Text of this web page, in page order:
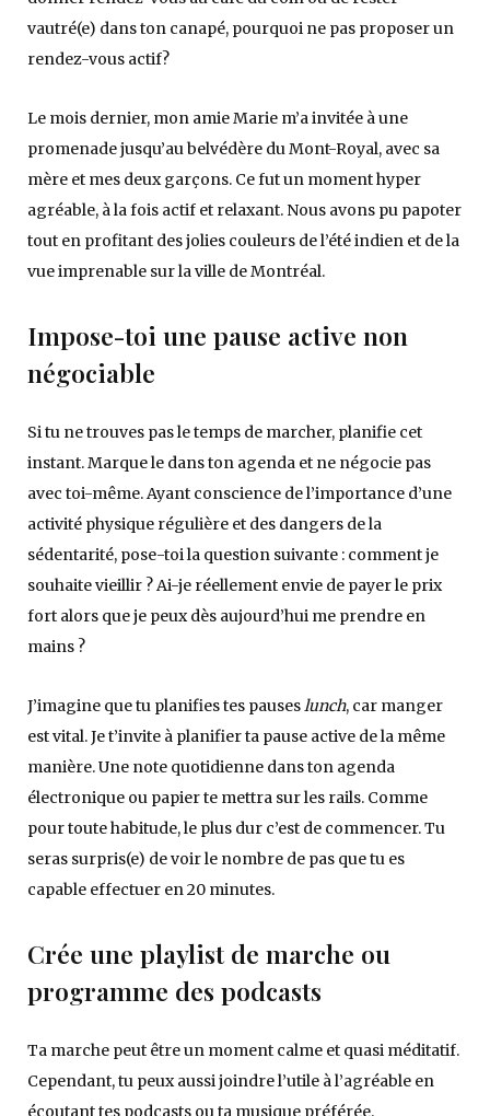
vautré(e) dans ton canapé, pourquoi ne pas proposer un
rendez-vous actif?
Le mois dernier, mon amie Marie m’a invitée à une
promenade jusqu’au belvédère du Mont-Royal, avec sa
mère et mes deux garçons. Ce fut un moment hyper
agréable, à la fois actif et relaxant. Nous avons pu papoter
tout en profitant des jolies couleurs de l’été indien et de la
vue imprenable sur la ville de Montréal.
Impose-toi une pause active non
négociable
Si tu ne trouves pas le temps de marcher, planifie cet
instant. Marque le dans ton agenda et ne négocie pas
avec toi-même. Ayant conscience de l’importance d’une
activité physique régulière et des dangers de la
sédentarité, pose-toi la question suivante : comment je
souhaite vieillir ? Ai-je réellement envie de payer le prix
fort alors que je peux dès aujourd’hui me prendre en
mains ?
J’imagine que tu planifies tes pauseslunch, car manger
est vital. Je t’invite à planifier ta pause active de la même
manière. Une note quotidienne dans ton agenda
électronique ou papier te mettra sur les rails. Comme
pour toute habitude, le plus dur c’est de commencer. Tu
seras surpris(e) de voir le nombre de pas que tu es
capable effectuer en 20 minutes.
Crée une playlist de marche ou
programme des podcasts
Ta marche peut être un moment calme et quasi méditatif.
Cependant, tu peux aussi joindre l’utile à l’agréable en
écoutant tes podcasts ou ta musique préférée.